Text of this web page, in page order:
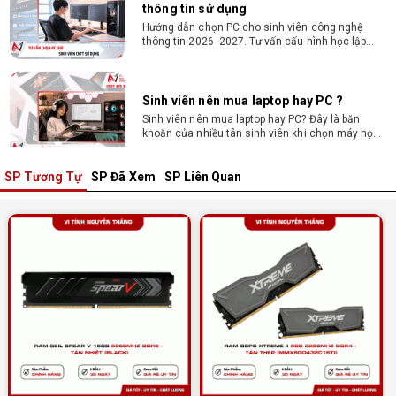
Hướng dẫn chọn PC cho sinh viên công nghệ
thông tin 2026 -2027. Tư vấn cấu hình học lập
trình, chạy Docker, máy ảo, Android Studio tối ưu
Sinh viên nên mua laptop hay PC? Đây là băn
khoăn của nhiều tân sinh viên khi chọn máy học
tập. Xem ngay phân tích để chọn thiết bị chuẩn
Laptop Sinh Viên 15–20 Triệu 2026: Cấu
Hình Nào Đáng Tiền?
Tìm laptop sinh viên 15–20 triệu phù hợp ngành
học năm 2026? Khám phá cách chọn cấu hình,
RAM, SSD, màn hình và khả năng nâng cấp hợp lý.
Tổng hợp 7 laptop sinh viên dưới 15 triệu
nên mua
Bạn tìm laptop cho sinh viên dưới 15 triệu mượt
mà, bền bỉ? Xem ngay gợi ý các thương hiệu
laptop bền, cấu hình mạnh cho sinh viên sử dụng
Dịch vụ build PC đồ họa tại Đồng Nai theo
SP Tương Tự SP Đã Xem SP Liên Quan